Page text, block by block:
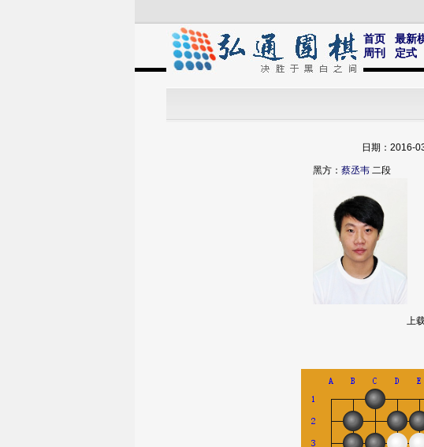
首页 最新
周刊
定式
日期：
黑方： 蔡丞韦 二段
上